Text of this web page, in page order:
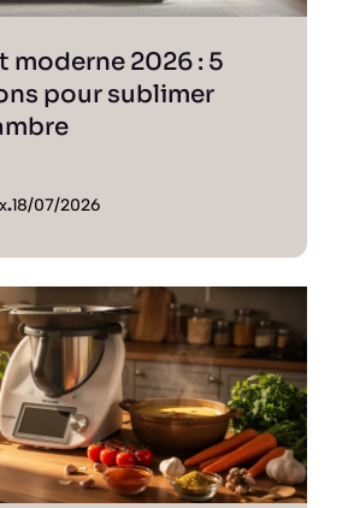
moderne 2026 : 5
pour sublimer
.18/07/2026